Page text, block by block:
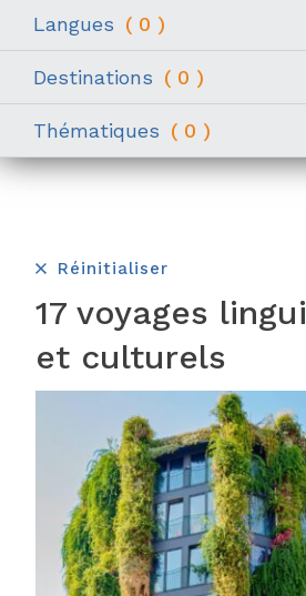
Langues ( 0 )
Destinations ( 0 )
Thématiques ( 0 )
Réinitialiser
17 voyages
et culturels